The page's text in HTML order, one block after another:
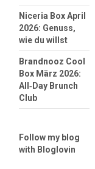
Niceria Box April
2026: Genuss,
wie du willst
Brandnooz Cool
Box März 2026:
All‑Day Brunch
Club
Follow my blog
with Bloglovin